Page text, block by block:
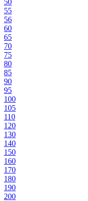
50
55
56
60
65
70
75
80
85
90
95
100
105
110
120
130
140
150
160
170
180
190
200